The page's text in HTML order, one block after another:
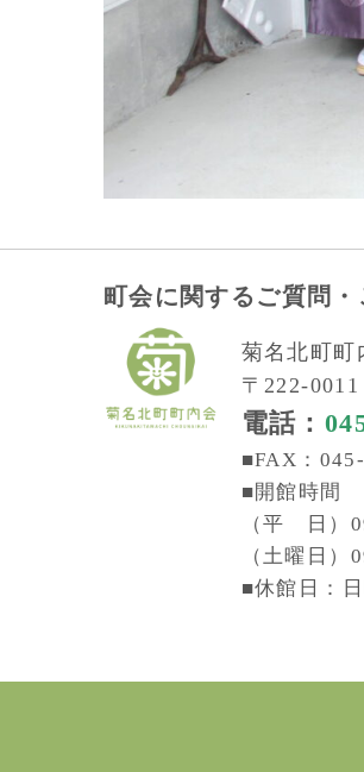
町会に関するご質問・
菊名北町町
〒222-
電話：
■FAX：
■開館時間
（平 日）
（土曜日）
■休館日：